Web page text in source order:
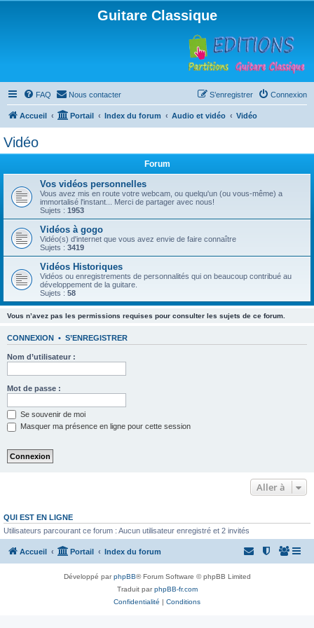
Guitare Classique
FAQ Nous contacter Connexion
S’enregistrer
Accueil Portail Index du forum Audio et vidéo Vidéo
Vidéo
Forum
Vos vidéos personnelles
Vous avez mis en route votre webcam, ou quelqu'un (ou vous-même) a
immortalisé l'instant... Merci de partager avec nous!
Sujets : 1953
Vidéos à gogo
Vidéo(s) d'internet que vous avez envie de faire connaître
Sujets : 3419
Vidéos Historiques
Vidéos ou enregistrements de personnalités qui on beaucoup contribué au
développement de la guitare.
Sujets : 58
Vous n’avez pas les permissions requises pour consulter les sujets de ce forum.
CONNEXION • S’ENREGISTRER
Nom d’utilisateur :
Mot de passe :
Se souvenir de moi
Masquer ma présence en ligne pour cette session
Aller à
QUI EST EN LIGNE
Utilisateurs parcourant ce forum : Aucun utilisateur enregistré et 2 invités
Accueil Portail Index du forum
Développé parphpBB® Forum Software © phpBB Limited
Traduit parphpBB-fr.com
Confidentialité | Conditions